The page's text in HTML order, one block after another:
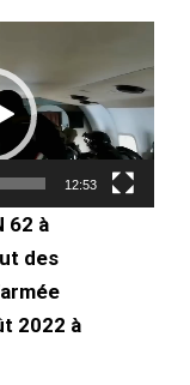
12:53
62 à
des
2022 à